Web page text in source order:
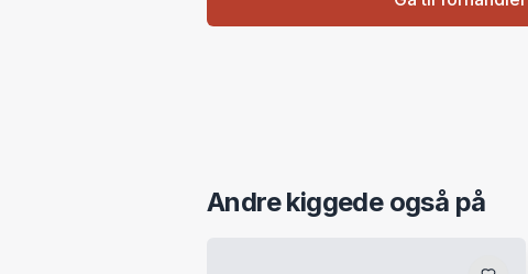
Andre kiggede også på